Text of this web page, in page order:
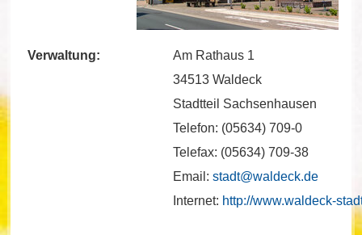
Verwaltung:
Am Rathaus 1
34513 Waldeck
Stadtteil Sachsenhausen
Telefon: (05634) 709-0
Telefax: (05634) 709-38
Email: stadt@waldeck.de
Internet: http://www.waldeck-